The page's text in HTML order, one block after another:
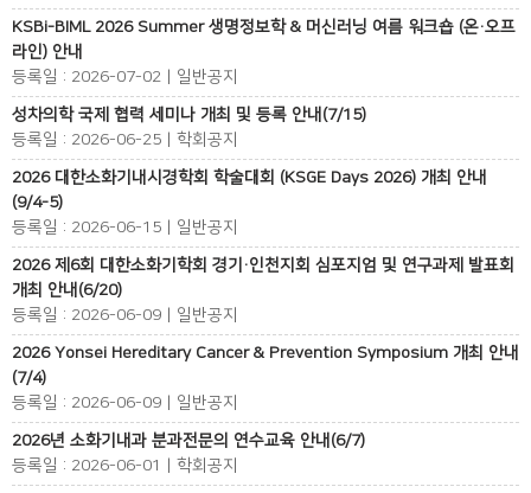
KSBi-BIML 2026 Summer 생명정보학 & 머신러닝 여름 워크숍 (온·오프
라인) 안내
등록일 : 2026-07-02 | 일반공지
성차의학 국제 협력 세미나 개최 및 등록 안내(7/15)
등록일 : 2026-06-25 | 학회공지
2026 대한소화기내시경학회 학술대회 (KSGE Days 2026) 개최 안내
(9/4-5)
등록일 : 2026-06-15 | 일반공지
2026 제6회 대한소화기학회 경기·인천지회 심포지엄 및 연구과제 발표회
개최 안내(6/20)
등록일 : 2026-06-09 | 일반공지
2026 Yonsei Hereditary Cancer & Prevention Symposium 개최 안내
(7/4)
등록일 : 2026-06-09 | 일반공지
2026년 소화기내과 분과전문의 연수교육 안내(6/7)
등록일 : 2026-06-01 | 학회공지